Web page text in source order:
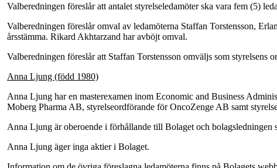
Valberedningen föreslår att antalet styrelseledamöter ska vara fem (5)
Valberedningen föreslår omval av ledamöterna Staffan Torstensson,
årsstämma. Rikard Akhtarzand har avböjt omval.
Valberedningen föreslår att Staffan Torstensson omväljs som styrelsens
Anna Ljung (född 1980)
Anna Ljung har en masterexamen inom Economic and Business
Moberg Pharma AB, styrelseordförande för OncoZenge AB samt
Anna Ljung är oberoende i förhållande till Bolaget och bolagsledningen
Anna Ljung äger inga aktier i Bolaget.